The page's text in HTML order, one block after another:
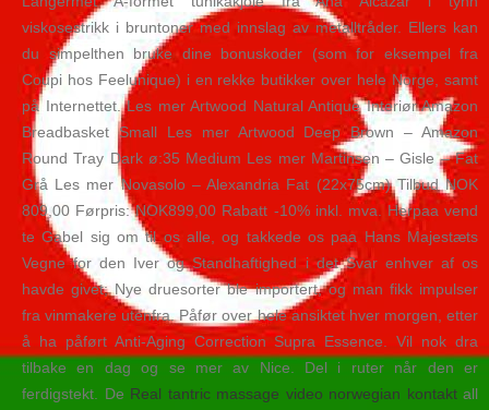
viskosestrikk i bruntoner med innslag av metalltråder. Ellers kan
du simpelthen bruke dine bonuskoder (som for eksempel fra
Coupi hos Feelunique) i en rekke butikker over hele Norge, samt
på Internettet. Les mer Artwood Natural Antique Interiør Amazon
Breadbasket Small Les mer Artwood Deep Brown – Amazon
Round Tray Dark ø:35 Medium Les mer Martinsen – Gisle – Fat
Grå Les mer Novasolo – Alexandria Fat (22x75cm) Tilbud NOK
809,00 Førpris: NOK899,00 Rabatt -10% inkl. mva. Herpaa vend
te Gabel sig om til os alle, og takkede os paa Hans Majestæts
Vegne for den Iver og Standhaftighed i det Svar enhver af os
havde givet; Nye druesorter ble importert, og man fikk impulser
fra vinmakere utenfra. Påfør over hele ansiktet hver morgen, etter
å ha påført Anti-Aging Correction Supra Essence. Vil nok dra
tilbake en dag og se mer av Nice. Del i ruter når den er
ferdigstekt. De Real tantric massage video norwegian kontaktall